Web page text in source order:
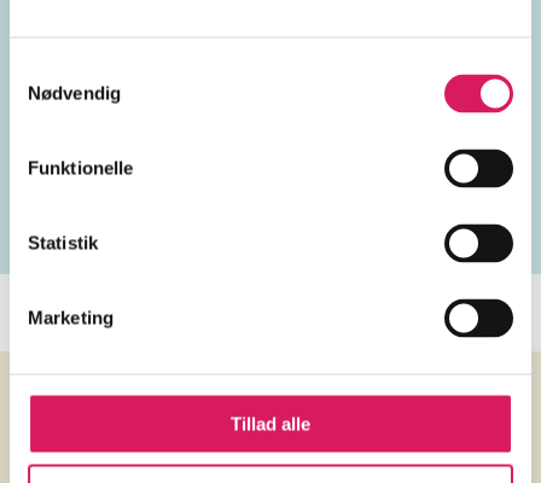
Nødvendig
Funktionelle
Statistik
Marketing
Tillad alle
vokal
Anmeldelser (1)